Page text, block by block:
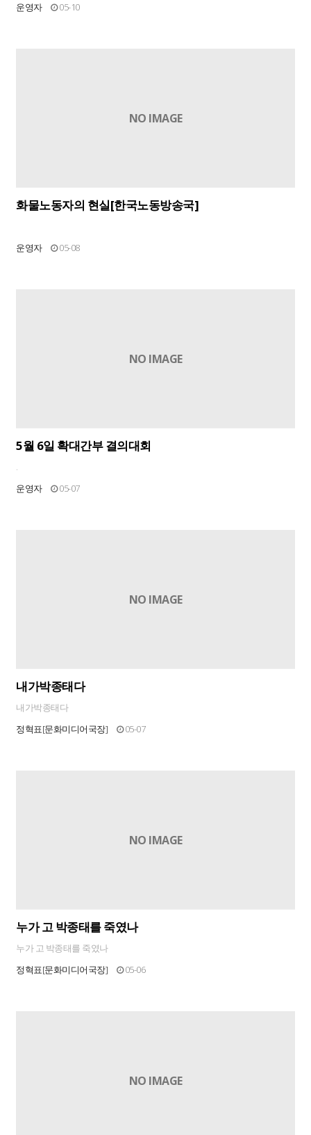
운영자
05-10
NO IMAGE
화물노동자의 현실[한국노동방송국]
운영자 05-08
NO IMAGE
5월 6일 확대간부 결의대회
.
운영자
05-07
NO IMAGE
내가박종태다
내가박종태다
정혁표[문화미디어국장]
05-07
NO IMAGE
누가 고 박종태를 죽였나
누가 고 박종태를 죽였나
정혁표[문화미디어국장]
05-06
NO IMAGE